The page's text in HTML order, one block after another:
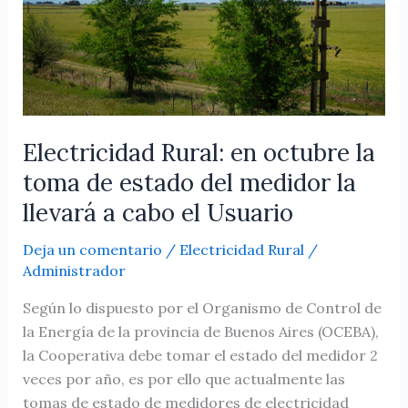
Electricidad Rural: en octubre la
toma de estado del medidor la
llevará a cabo el Usuario
Deja un comentario / Electricidad Rural /
Administrador
Según lo dispuesto por el Organismo de Control de
la Energía de la provincia de Buenos Aires (OCEBA),
la Cooperativa debe tomar el estado del medidor 2
veces por año, es por ello que actualmente las
tomas de estado de medidores de electricidad
toma
de
estado
del
medidor
llevará
cabo
el
Usuario